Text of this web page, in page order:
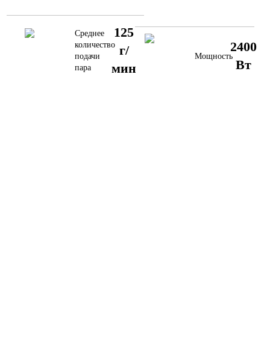
Среднее
количество
подачи
пара
125
г/
мин
Мощность
2400
Вт